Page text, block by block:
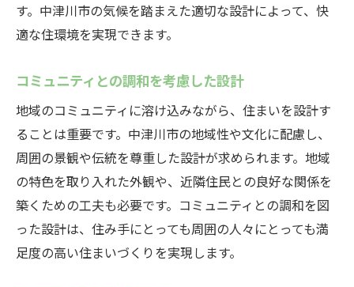
す。中津川市の気候を踏まえた適切な設計によって、快
適な住環境を実現できます。
コミュニティとの調和を考慮した設計
地域のコミュニティに溶け込みながら、住まいを設計す
ることは重要です。中津川市の地域性や文化に配慮し、
周囲の景観や伝統を尊重した設計が求められます。地域
の特色を取り入れた外観や、近隣住民との良好な関係を
築くための工夫も必要です。コミュニティとの調和を図
った設計は、住み手にとっても周囲の人々にとっても満
足度の高い住まいづくりを実現します。